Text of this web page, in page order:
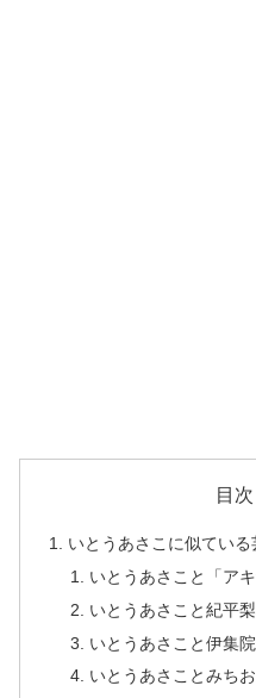
目次
いとうあさこに似ている
いとうあさこと「ア
いとうあさこと紀平
いとうあさこと伊集
いとうあさことみち